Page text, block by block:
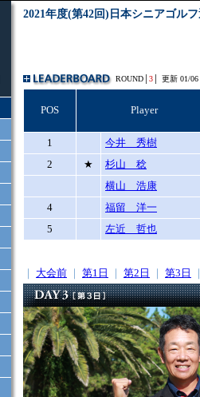
2021年度(第42回)日本シニアゴル
ROUND│ 3 更新 01/06
POS Player
1
今井 秀樹
2
★
杉山 稔
横山 浩康
4
福留 洋一
5
左近 哲也
｜ 大会前 ｜ 第1日 ｜ 第2日 ｜ 第3日